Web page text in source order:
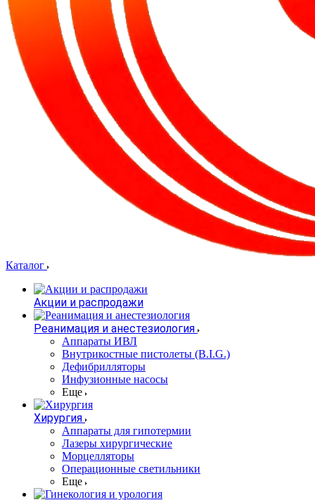
Каталог
Акции и распродажи
Реанимация и анестезиология
Аппараты ИВЛ
Внутрикостные пистолеты (B.I.G.)
Дефибрилляторы
Инфузионные насосы
Еще
Хирургия
Аппараты для гипотермии
Лазеры хирургические
Морцелляторы
Операционные светильники
Еще